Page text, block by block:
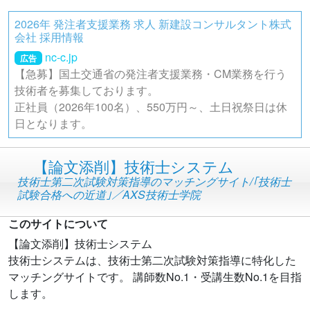
2026年 発注者支援業務 求人 新建設コンサルタント株式
会社 採用情報
広告
nc-c.jp
【急募】国土交通省の発注者支援業務・CM業務を行う
技術者を募集しております。
正社員（2026年100名）、550万円～、土日祝祭日は休
日となります。
【論文添削】技術士システム
技術士第二次試験対策指導のマッチングサイト/｢技術士
試験合格への近道｣／AXS技術士学院
このサイトについて
【論文添削】技術士システム
技術士システムは、技術士第二次試験対策指導に特化した
マッチングサイトです。 講師数No.1・受講生数No.1を目指
します。